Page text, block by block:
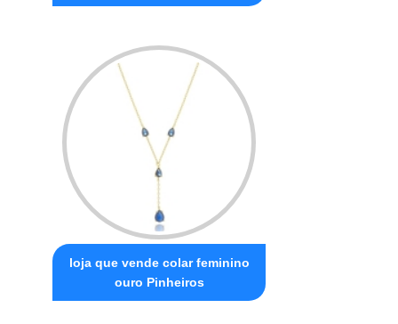
loja que vende colar feminino
ouro Pinheiros